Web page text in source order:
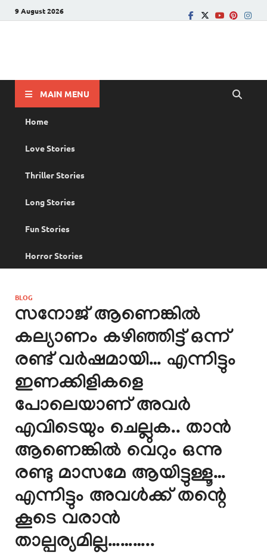
9 August 2026
MAIN MENU
Home
Love Stories
Thriller Stories
Long Stories
Fun Stories
Horror Stories
BLOG
സനോജ് ആണെങ്കിൽ
കല്യാണം കഴിഞ്ഞിട്ട് ഒന്ന്
രണ്ട് വർഷമായി… എന്നിട്ടും
ഇണക്കിളികളെ
പോലെയാണ് അവർ
എവിടെയും ചെല്ലുക.. താൻ
ആണെങ്കിൽ വെറും ഒന്നു
രണ്ടു മാസമേ ആയിട്ടുള്ളൂ…
എന്നിട്ടും അവൾക്ക് തന്റെ
കൂടെ വരാൻ
താല്പര്യമില്ല………..